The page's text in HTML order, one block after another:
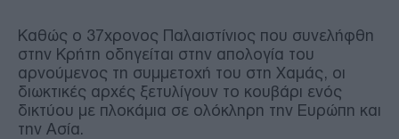
Καθώς ο 37χρονος Παλαιστίνιος που συνελήφθη
στην Κρήτη οδηγείται στην απολογία του
αρνούμενος τη συμμετοχή του στη Χαμάς, οι
διωκτικές αρχές ξετυλίγουν το κουβάρι ενός
δικτύου με πλοκάμια σε ολόκληρη την Ευρώπη και
την Ασία.